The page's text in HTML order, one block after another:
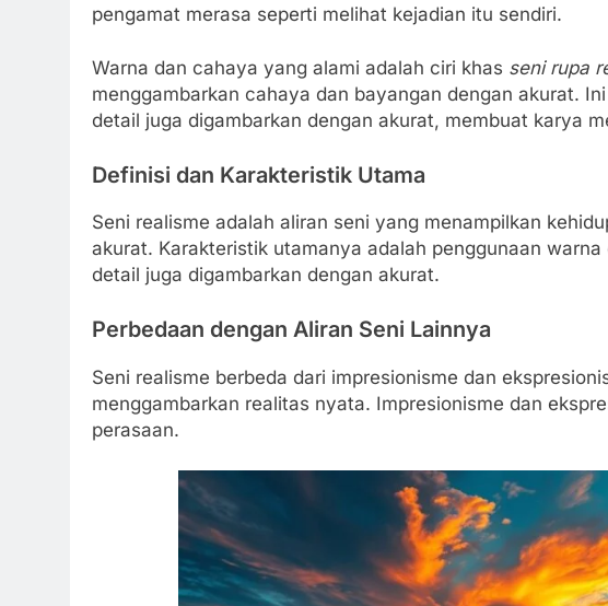
pengamat merasa seperti melihat kejadian itu sendiri.
Warna dan cahaya yang alami adalah ciri khas seni rupa
menggambarkan cahaya dan bayangan dengan akurat.
detail juga digambarkan dengan akurat, membuat karya
Definisi dan Karakteristik Utama
Seni realisme adalah aliran seni yang menampilkan
akurat. Karakteristik utamanya adalah penggunaan
detail juga digambarkan dengan akurat.
Perbedaan dengan Aliran Seni Lainnya
Seni realisme berbeda dari impresionisme dan
menggambarkan realitas nyata. Impresionisme dan
perasaan.